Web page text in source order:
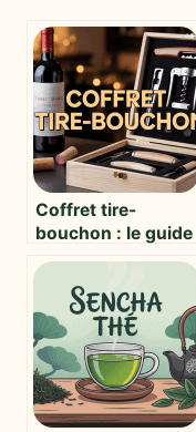
Coffret tire-
bouchon : le guide
cadeau parfait